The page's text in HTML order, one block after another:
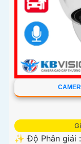
✨ Độ Phân giải :